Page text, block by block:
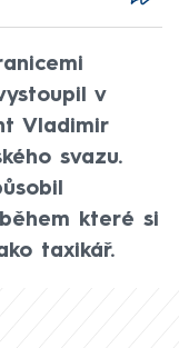
v
Vladimir
svazu.
které si
taxikář.